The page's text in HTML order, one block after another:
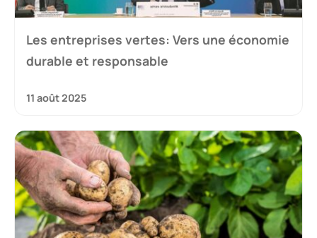
Les entreprises vertes: Vers une économie
durable et responsable
11 août 2025